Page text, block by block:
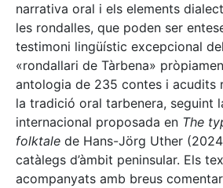
narrativa oral i els elements
les rondalles, que poden ser
testimoni lingüístic excepcional
«rondallari de Tàrbena»
antologia de 235 contes i acudits
la tradició oral tarbenera, seguint
internacional proposada en The
folktale de Hans-Jörg Uther
catàlegs d’àmbit peninsular. Els
acompanyats amb breus